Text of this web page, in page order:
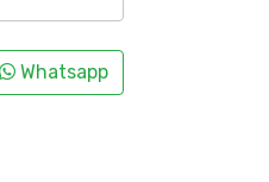
Whatsapp